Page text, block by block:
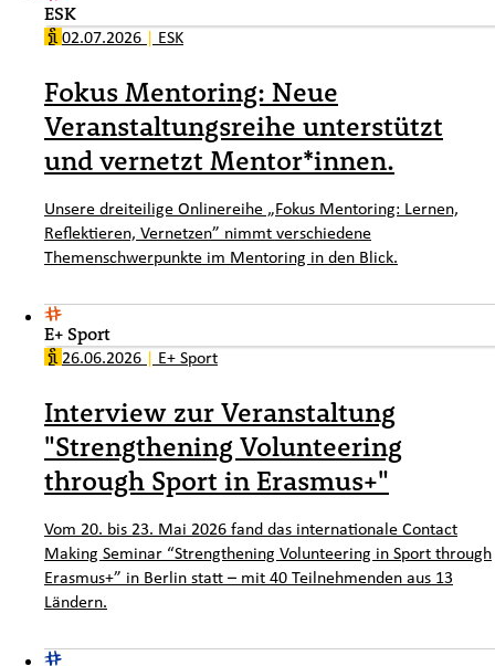
ESK
02.07.2026 | ESK
Fokus Mentoring: Neue
Veranstaltungsreihe unterstützt
und vernetzt Mentor*innen.
Unsere dreiteilige Onlinereihe „Fokus Mentoring: Lernen,
Reflektieren, Vernetzen” nimmt verschiedene
Themenschwerpunkte im Mentoring in den Blick.
E+ Sport
26.06.2026 | E+ Sport
Interview zur Veranstaltung
"Strengthening Volunteering
through Sport in Erasmus+"
Vom 20. bis 23. Mai 2026 fand das internationale Contact
Making Seminar “Strengthening Volunteering in Sport through
Erasmus+” in Berlin statt – mit 40 Teilnehmenden aus 13
Ländern.